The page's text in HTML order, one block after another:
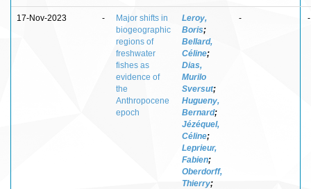
17-Nov-2023 -
Major shifts in
biogeographic
regions of
freshwater
fishes as
evidence of
the
Anthropocene
epoch
Leroy,
Boris;
Bellard,
Céline;
Dias,
Murilo
Sversut;
Hugueny,
Bernard;
Jézéquel,
Céline;
Leprieur,
Fabien;
Oberdorff,
Thierry;
- -